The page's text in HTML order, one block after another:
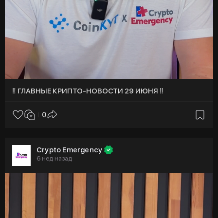
‼️ ГЛАВНЫЕ КРИПТО-НОВОСТИ 29 ИЮНЯ ‼️
0
Crypto Emergency
6 нед назад